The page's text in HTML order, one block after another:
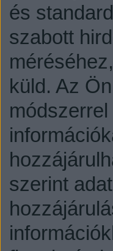
és
szabott
küld. Az
szerint